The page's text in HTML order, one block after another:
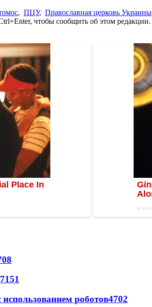
, ПЦУ, Православная церковь Украины
чтобы сообщить об этом редакции.
7151
роботов4702